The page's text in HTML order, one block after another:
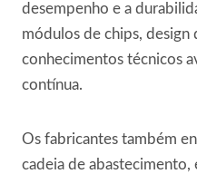
desempenho e a
módulos de chips, design
conhecimentos técnicos
contínua.
Os fabricantes também
cadeia de